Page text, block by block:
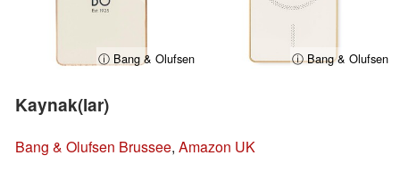
ⓘ Bang & Olufsen ⓘ Bang & Olufsen
Kaynak(lar)
Bang & Olufsen Brussee, Amazon UK